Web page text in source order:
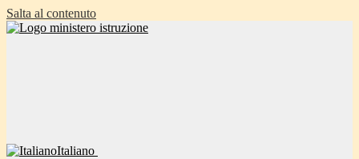
Salta al contenuto
Italiano